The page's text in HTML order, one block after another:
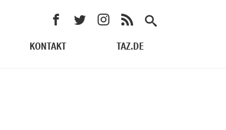
KONTAKT TAZ.DE